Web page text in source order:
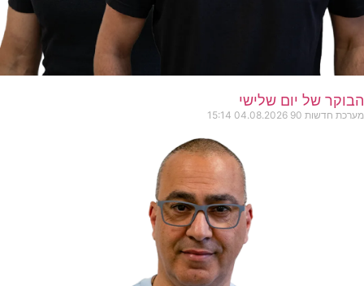
הבוקר של יום שלישי
מערכת חדשות 90 04.08.2026
15:14